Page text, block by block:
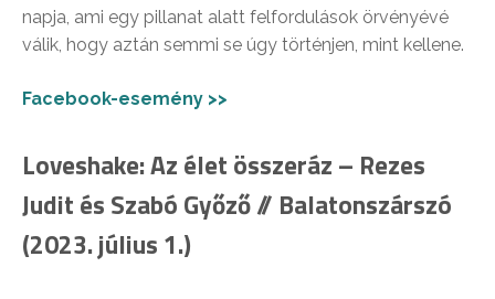
napja, ami egy pillanat alatt felfordulások örvényévé
válik, hogy aztán semmi se úgy történjen, mint kellene.
Facebook-esemény >>
Loveshake: Az élet összeráz – Rezes
Judit és Szabó Győző // Balatonszárszó
(2023. július 1.)